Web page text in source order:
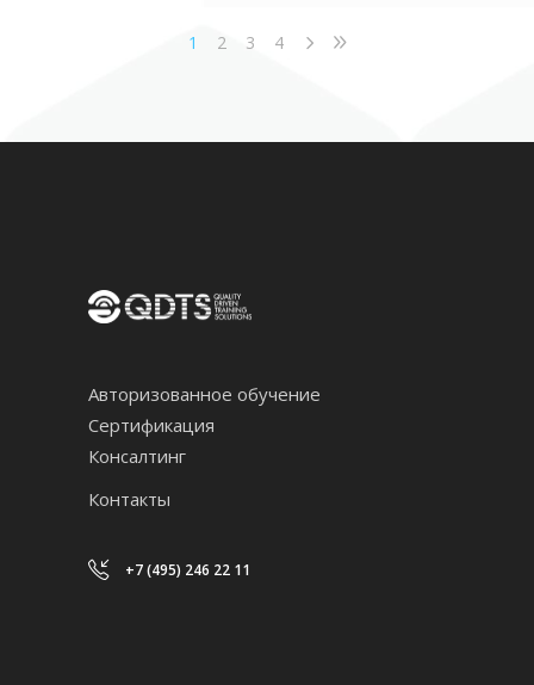
1 2 3 4
Авторизованное обучение
Сертификация
Консалтинг
Контакты
+7 (495) 246 22 11